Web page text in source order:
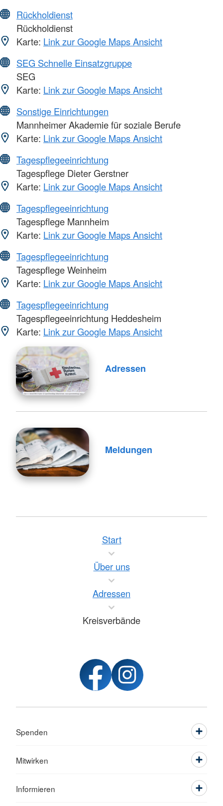
Rückholdienst
Rückholdienst
Karte: Link zur Google Maps Ansicht
SEG Schnelle Einsatzgruppe
SEG
Karte: Link zur Google Maps Ansicht
Sonstige Einrichtungen
Mannheimer Akademie für soziale Berufe
Karte: Link zur Google Maps Ansicht
Tagespflegeeinrichtung
Tagespflege Dieter Gerstner
Karte: Link zur Google Maps Ansicht
Tagespflegeeinrichtung
Tagespflege Mannheim
Karte: Link zur Google Maps Ansicht
Tagespflegeeinrichtung
Tagespflege Weinheim
Karte: Link zur Google Maps Ansicht
Tagespflegeeinrichtung
Tagespflegeeinrichtung Heddesheim
Karte: Link zur Google Maps Ansicht
Adressen
Meldungen
Start
Über uns
Adressen
Kreisverbände
Spenden
Mitwirken
Informieren